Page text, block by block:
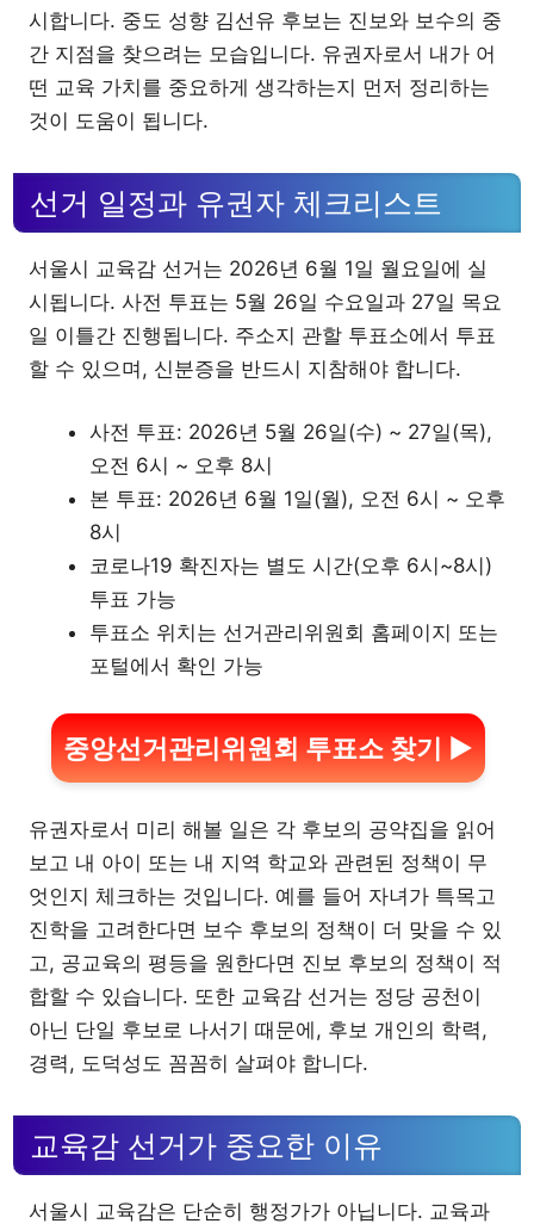
시합니다. 중도 성향 김선유 후보는 진보와 보수의 중
간 지점을 찾으려는 모습입니다. 유권자로서 내가 어
떤 교육 가치를 중요하게 생각하는지 먼저 정리하는
것이 도움이 됩니다.
선거 일정과 유권자 체크리스트
서울시 교육감 선거는 2026년 6월 1일 월요일에 실
시됩니다. 사전 투표는 5월 26일 수요일과 27일 목요
일 이틀간 진행됩니다. 주소지 관할 투표소에서 투표
할 수 있으며, 신분증을 반드시 지참해야 합니다.
사전 투표: 2026년 5월 26일(수) ~ 27일(목),
오전 6시 ~ 오후 8시
본 투표: 2026년 6월 1일(월), 오전 6시 ~ 오후
8시
코로나19 확진자는 별도 시간(오후 6시~8시)
투표 가능
투표소 위치는 선거관리위원회 홈페이지 또는
포털에서 확인 가능
중앙선거관리위원회 투표소 찾기 ▶
유권자로서 미리 해볼 일은 각 후보의 공약집을 읽어
보고 내 아이 또는 내 지역 학교와 관련된 정책이 무
엇인지 체크하는 것입니다. 예를 들어 자녀가 특목고
진학을 고려한다면 보수 후보의 정책이 더 맞을 수 있
고, 공교육의 평등을 원한다면 진보 후보의 정책이 적
합할 수 있습니다. 또한 교육감 선거는 정당 공천이
아닌 단일 후보로 나서기 때문에, 후보 개인의 학력,
경력, 도덕성도 꼼꼼히 살펴야 합니다.
교육감 선거가 중요한 이유
서울시 교육감은 단순히 행정가가 아닙니다. 교육과